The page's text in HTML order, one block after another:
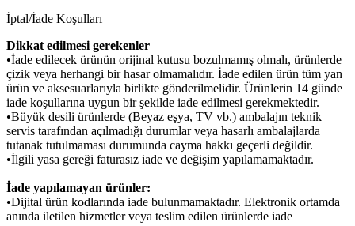
İptal/İade Koşulları
Dikkat edilmesi gerekenler
•İade edilecek ürünün orijinal kutusu bozulmamış olmalı, ürünlerde
çizik veya herhangi bir hasar olmamalıdır. İade edilen ürün tüm yan
ürün ve aksesuarlarıyla birlikte gönderilmelidir. Ürünlerin 14 günde
iade koşullarına uygun bir şekilde iade edilmesi gerekmektedir.
•Büyük desili ürünlerde (Beyaz eşya, TV vb.) ambalajın teknik
servis tarafından açılmadığı durumlar veya hasarlı ambalajlarda
tutanak tutulmaması durumunda cayma hakkı geçerli değildir.
•İlgili yasa gereği faturasız iade ve değişim yapılamamaktadır.
İade yapılamayan ürünler:
•Dijital ürün kodlarında iade bulunmamaktadır. Elektronik ortamda
anında iletilen hizmetler veya teslim edilen ürünlerde iade